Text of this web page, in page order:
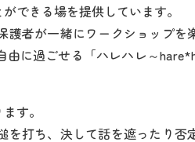
できる場を提供しています。
者が一緒にワークショップを
に過ごせる「ハレハレ～
す。
打ち、決して話を遮ったり否